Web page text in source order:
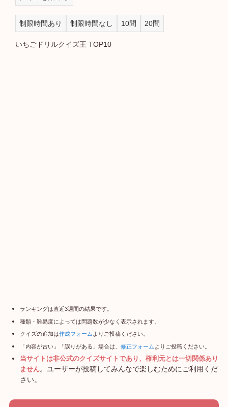
制限時間あり 制限時間なし 10問 20問
いちごドリルクイズ王 TOP10
ランキングは直近3週間の結果です。
種類・難易度によっては問題数が少なく表示されます。
クイズの追加は作成フォーム よりご投稿ください。
「内容が古い」「誤りがある」場合は、 修正フォーム よりご投稿ください。
当サイトは非公式のクイズサイトであり、権利元とは一切関係あり
ません。ユーザーが投稿してみんなで楽しむためにご利用くだ
さい。